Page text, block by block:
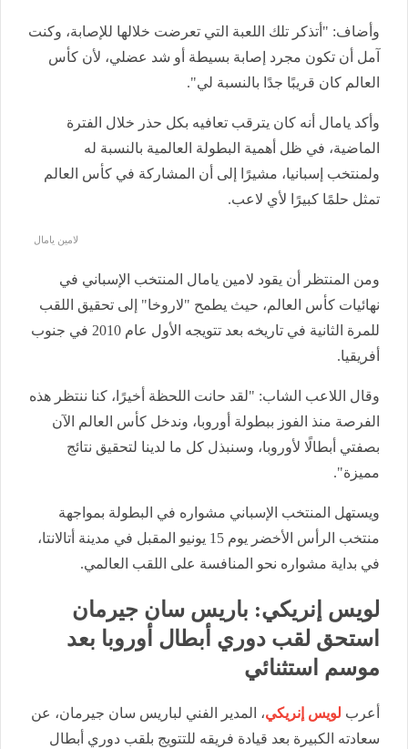
وأضاف: "أتذكر تلك اللعبة التي تعرضت خلالها للإصابة، وكنت
آمل أن تكون مجرد إصابة بسيطة أو شد عضلي، لأن كأس
العالم كان قريبًا جدًا بالنسبة لي".
وأكد يامال أنه كان يترقب تعافيه بكل حذر خلال الفترة
الماضية، في ظل أهمية البطولة العالمية بالنسبة له
ولمنتخب إسبانيا، مشيرًا إلى أن المشاركة في كأس العالم
تمثل حلمًا كبيرًا لأي لاعب.
لامين يامال
ومن المنتظر أن يقود لامين يامال المنتخب الإسباني في
نهائيات كأس العالم، حيث يطمح "لاروخا" إلى تحقيق اللقب
للمرة الثانية في تاريخه بعد تتويجه الأول عام 2010 في جنوب
أفريقيا.
وقال اللاعب الشاب: "لقد حانت اللحظة أخيرًا، كنا ننتظر هذه
الفرصة منذ الفوز ببطولة أوروبا، وندخل كأس العالم الآن
بصفتي أبطالًا لأوروبا، وسنبذل كل ما لدينا لتحقيق نتائج
مميزة".
ويستهل المنتخب الإسباني مشواره في البطولة بمواجهة
منتخب الرأس الأخضر يوم 15 يونيو المقبل في مدينة أتالانتا،
في بداية مشواره نحو المنافسة على اللقب العالمي.
لويس إنريكي: باريس سان جيرمان
استحق لقب دوري أبطال أوروبا بعد
موسم استثنائي
أعرب لويس إنريكي، المدير الفني لباريس سان جيرمان، عن
سعادته الكبيرة بعد قيادة فريقه للتتويج بلقب دوري أبطال